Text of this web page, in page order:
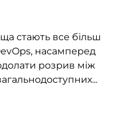
стають все більш
насамперед
розрив між